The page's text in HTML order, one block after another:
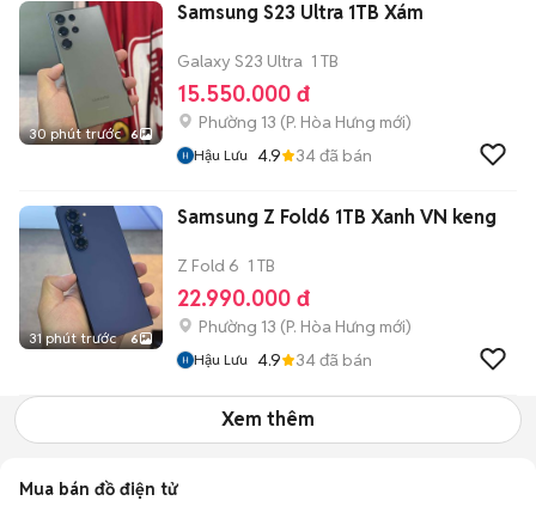
30 phút trước 6
Samsung S23 Ultra 1TB Xám
Galaxy S23 Ultra 1 TB
15.550.000 đ
Phường 13 (P. Hòa Hưng mới)
Hậu Lưu 4.9 34đã bán
31 phút trước 6
Samsung Z Fold6 1TB Xanh VN keng
Z Fold 6 1 TB
22.990.000 đ
Phường 13 (P. Hòa Hưng mới)
Hậu Lưu 4.9 34đã bán
Xem thêm
Mua bán đồ điện tử